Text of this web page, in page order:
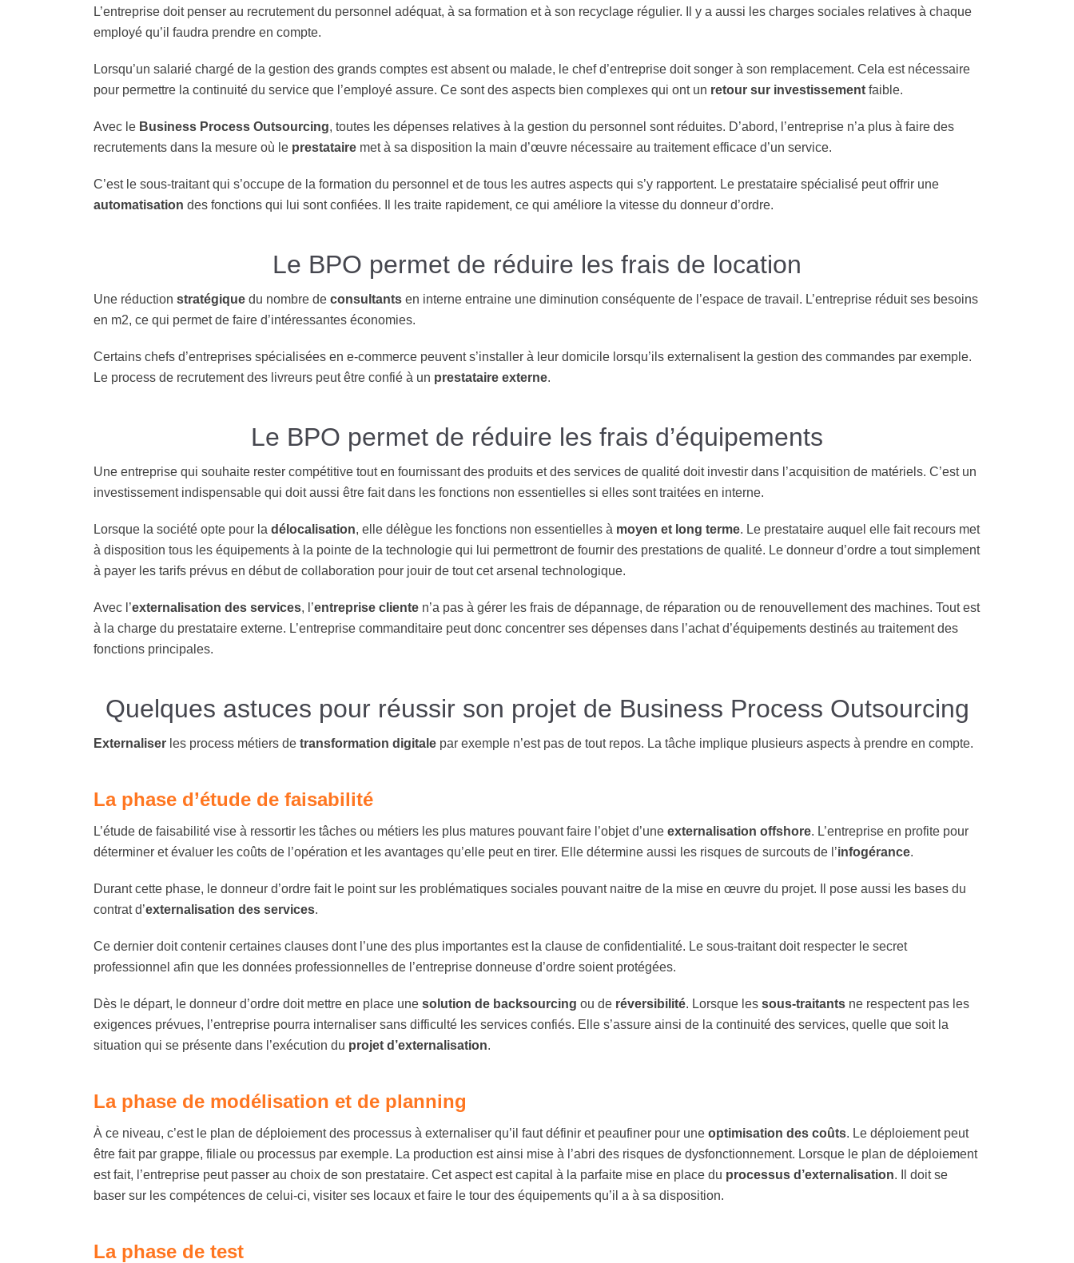
L’entreprise doit penser au recrutement du personnel adéquat, à sa formation et à son recyclage régulier. Il y a aussi les charges sociales relatives à chaque
employé qu’il faudra prendre en compte.
Lorsqu’un salarié chargé de la gestion des grands comptes est absent ou malade, le chef d’entreprise doit songer à son remplacement. Cela est nécessaire
pour permettre la continuité du service que l’employé assure. Ce sont des aspects bien complexes qui ont un retour sur investissement faible.
Avec le Business Process Outsourcing, toutes les dépenses relatives à la gestion du personnel sont réduites. D’abord, l’entreprise n’a plus à faire des
recrutements dans la mesure où le prestataire met à sa disposition la main d’œuvre nécessaire au traitement efficace d’un service.
C’est le sous-traitant qui s’occupe de la formation du personnel et de tous les autres aspects qui s’y rapportent. Le prestataire spécialisé peut offrir une
automatisation des fonctions qui lui sont confiées. Il les traite rapidement, ce qui améliore la vitesse du donneur d’ordre.
Le BPO permet de réduire les frais de location
Une réduction stratégique du nombre de consultants en interne entraine une diminution conséquente de l’espace de travail. L’entreprise réduit ses besoins
en m2, ce qui permet de faire d’intéressantes économies.
Certains chefs d’entreprises spécialisées en e-commerce peuvent s’installer à leur domicile lorsqu’ils externalisent la gestion des commandes par exemple.
Le process de recrutement des livreurs peut être confié à un prestataire externe.
Le BPO permet de réduire les frais d’équipements
Une entreprise qui souhaite rester compétitive tout en fournissant des produits et des services de qualité doit investir dans l’acquisition de matériels. C’est un
investissement indispensable qui doit aussi être fait dans les fonctions non essentielles si elles sont traitées en interne.
Lorsque la société opte pour la délocalisation, elle délègue les fonctions non essentielles à moyen et long terme. Le prestataire auquel elle fait recours met
à disposition tous les équipements à la pointe de la technologie qui lui permettront de fournir des prestations de qualité. Le donneur d’ordre a tout simplement
à payer les tarifs prévus en début de collaboration pour jouir de tout cet arsenal technologique.
Avec l’externalisation des services, l’entreprise cliente n’a pas à gérer les frais de dépannage, de réparation ou de renouvellement des machines. Tout est
à la charge du prestataire externe. L’entreprise commanditaire peut donc concentrer ses dépenses dans l’achat d’équipements destinés au traitement des
fonctions principales.
Quelques astuces pour réussir son projet de Business Process Outsourcing
Externaliser les process métiers de transformation digitale par exemple n’est pas de tout repos. La tâche implique plusieurs aspects à prendre en compte.
La phase d’étude de faisabilité
L’étude de faisabilité vise à ressortir les tâches ou métiers les plus matures pouvant faire l’objet d’une externalisation offshore. L’entreprise en profite pour
déterminer et évaluer les coûts de l’opération et les avantages qu’elle peut en tirer. Elle détermine aussi les risques de surcouts de l’infogérance.
Durant cette phase, le donneur d’ordre fait le point sur les problématiques sociales pouvant naitre de la mise en œuvre du projet. Il pose aussi les bases du
contrat d’externalisation des services.
Ce dernier doit contenir certaines clauses dont l’une des plus importantes est la clause de confidentialité. Le sous-traitant doit respecter le secret
professionnel afin que les données professionnelles de l’entreprise donneuse d’ordre soient protégées.
Dès le départ, le donneur d’ordre doit mettre en place une solution de backsourcing ou de réversibilité. Lorsque les sous-traitants ne respectent pas les
exigences prévues, l’entreprise pourra internaliser sans difficulté les services confiés. Elle s’assure ainsi de la continuité des services, quelle que soit la
situation qui se présente dans l’exécution du projet d’externalisation.
La phase de modélisation et de planning
À ce niveau, c’est le plan de déploiement des processus à externaliser qu’il faut définir et peaufiner pour une optimisation des coûts. Le déploiement peut
être fait par grappe, filiale ou processus par exemple. La production est ainsi mise à l’abri des risques de dysfonctionnement. Lorsque le plan de déploiement
est fait, l’entreprise peut passer au choix de son prestataire. Cet aspect est capital à la parfaite mise en place du processus d’externalisation. Il doit se
baser sur les compétences de celui-ci, visiter ses locaux et faire le tour des équipements qu’il a à sa disposition.
La phase de test